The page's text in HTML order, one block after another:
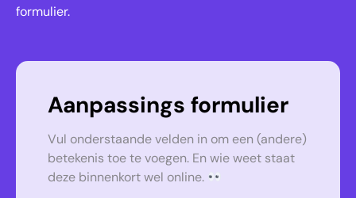
formulier.
Aanpassings formulier
Vul onderstaande velden in om een (andere)
betekenis toe te voegen. En wie weet staat
deze binnenkort wel online.